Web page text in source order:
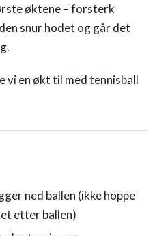
øktene – forsterk
snur hodet og går det
vi en økt til med tennisball
ned ballen (ikke hoppe
etter ballen)